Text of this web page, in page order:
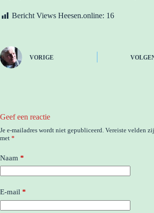
Bericht Views Heesen.online: 16
VORIGE
Geef een reactie
Je e-mailadres wordt niet gepubliceerd. Vereiste velden
met *
Naam *
E-mail *